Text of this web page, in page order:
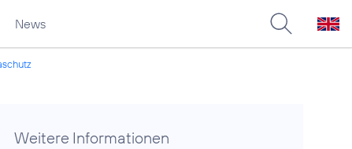
News
Weitere Informationen